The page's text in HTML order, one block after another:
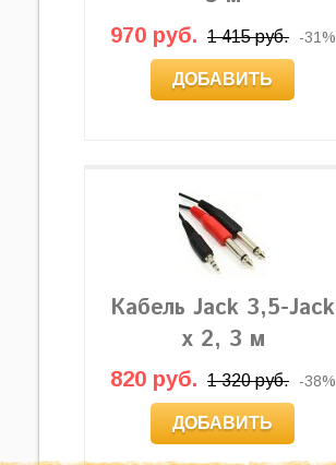
970 руб. 1 415 руб. -31%
ДОБАВИТЬ
Кабель Jack 3,5-Jack
x 2, 3 м
820 руб. 1 320 руб. -38%
ДОБАВИТЬ